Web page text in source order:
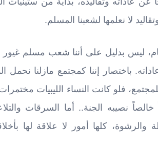
لا نعلمها لشعبنا المسلم.
ليس بدليل على أننا شعب مسلم
باختصار إننا كمجتمع مازلنا نحمل
فلو كانت النساء الليبيات
نصيبه الجنة.. أما السرقات
والرشوة، كلها أمور لا علاقة لها